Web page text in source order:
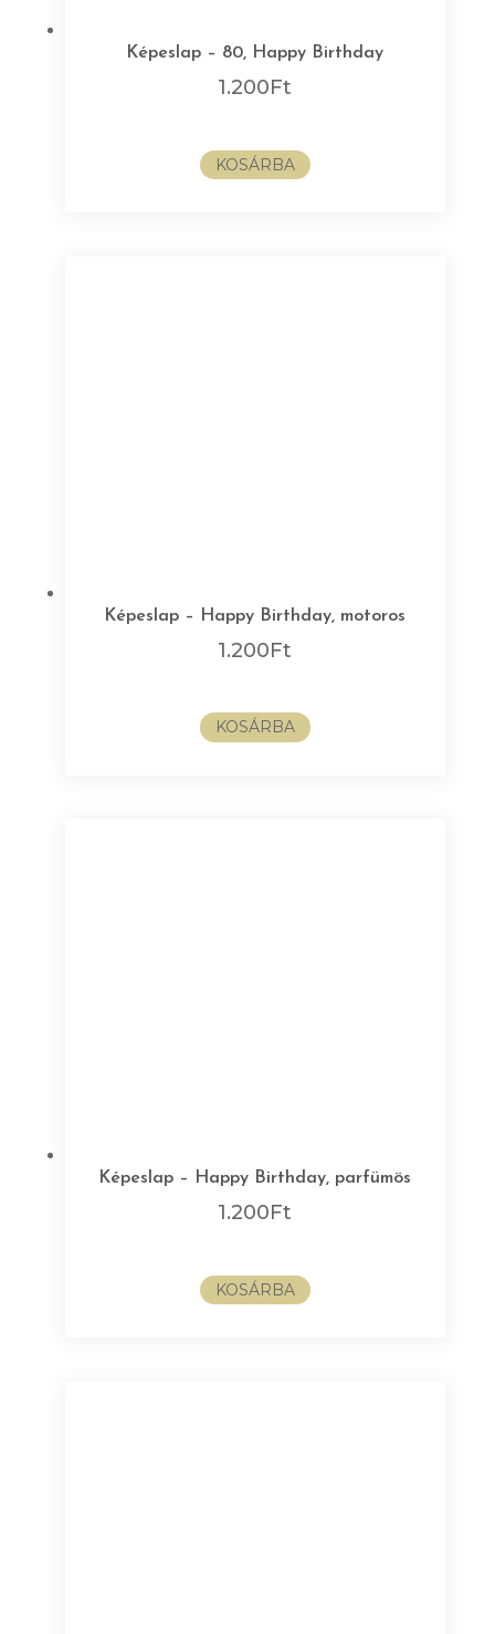
Képeslap – 80, Happy Birthday
1.200Ft
KOSÁRBA
Képeslap – Happy Birthday, motoros
1.200Ft
KOSÁRBA
Képeslap – Happy Birthday, parfümös
1.200Ft
KOSÁRBA